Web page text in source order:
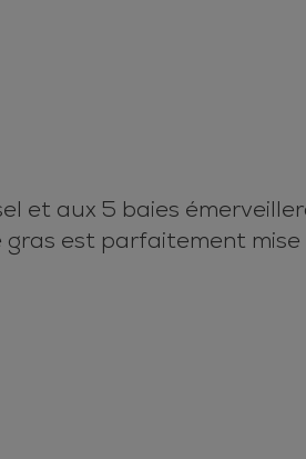
et aux 5 baies
est parfaitement